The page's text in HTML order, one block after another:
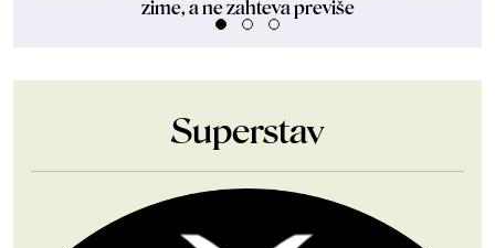
zime, a ne zahteva previše
Superstav